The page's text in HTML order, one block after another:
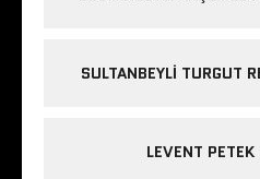
SULTANBEYLI TURGUT
LEVENT